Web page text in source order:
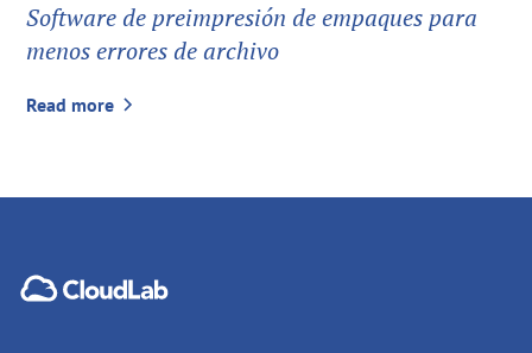
Software de preimpresión de empaques para
menos errores de archivo
Read more